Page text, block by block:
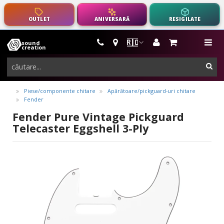
OUTLET ANIVERSARĂ RESIGILATE
🇷🇴
sound
creation
instrumente
muzicale,
echipamente
pro-
audio
Piese/componente chitare
Apărătoare/pickguard-uri chitare
Fender
Fender Pure Vintage Pickguard
Telecaster Eggshell 3-Ply